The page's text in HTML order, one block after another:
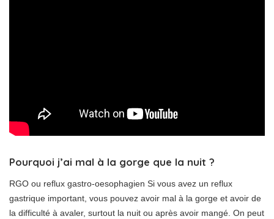
Pourquoi j’ai mal à la gorge que la nuit ?
RGO ou reflux gastro-oesophagien Si vous avez un reflux
gastrique important, vous pouvez avoir mal à la gorge et avoir de
la difficulté à avaler, surtout la nuit ou après avoir mangé. On peut